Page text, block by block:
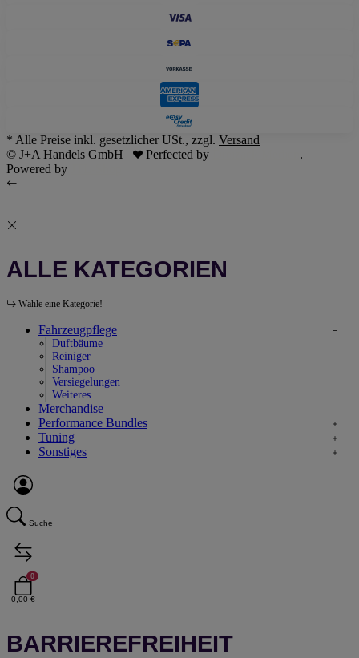
* Alle Preise inkl. gesetzlicher USt., zzgl. Versand
© J+A Handels GmbH
Perfected by
.
Powered by
ALLE KATEGORIEN
Wähle eine Kategorie!
Fahrzeugpflege
Duftbäume
Reiniger
Shampoo
Versiegelungen
Weiteres
Merchandise
Performance Bundles
Tuning
Sonstiges
Suche
0
0,00 €
BARRIEREFREIHEIT